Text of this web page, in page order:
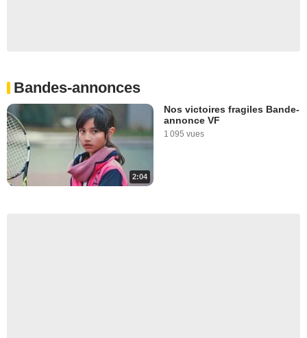
Bandes-annonces
2:04
Nos victoires fragiles Bande-
annonce VF
1 095 vues